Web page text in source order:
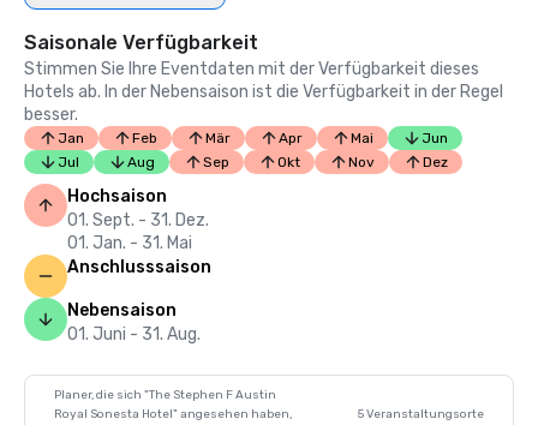
Saisonale Verfügbarkeit
Stimmen Sie Ihre Eventdaten mit der Verfügbarkeit dieses
Hotels ab. In der Nebensaison ist die Verfügbarkeit in der Regel
besser.
Jan Feb Mär Apr Mai
Jun
Jul
Aug Sep Okt Nov Dez
Hochsaison
01. Sept. - 31. Dez.
01. Jan. - 31. Mai
Anschlusssaison
Nebensaison
01. Juni - 31. Aug.
Planer, die sich "The Stephen F Austin
Royal Sonesta Hotel" angesehen haben,
5 Veranstaltungsorte